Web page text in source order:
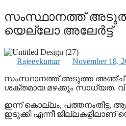
സംസ്ഥാനത്ത്
യെല്ലോ അലേര്‍ട്ട്
Rajeevkumar November 18,
സംസ്ഥാനത്ത് അടുത്ത അഞ്ച്
ശക്തമായ മഴക്കും സാധ്യത.
ഇന്ന് കൊല്ലം, പത്തനംതിട്ട,
ഇടുക്കി എന്നീ ജില്ലകളിലാണ്